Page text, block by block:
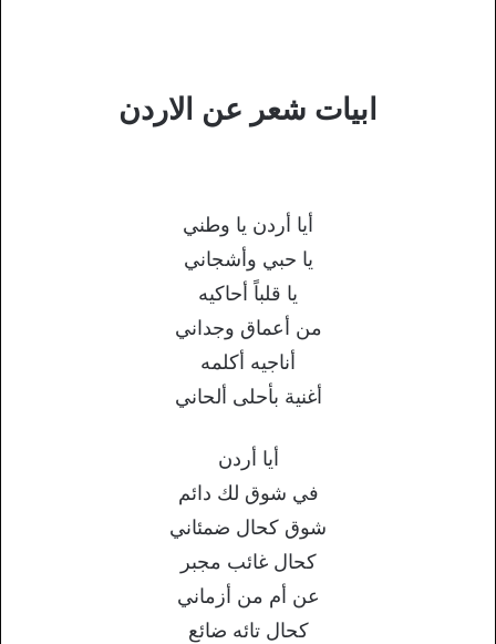
ابيات شعر عن الاردن
أيا أردن يا وطني
يا حبي وأشجاني
يا قلباً أحاكيه
من أعماق وجداني
أناجيه أكلمه
أغنية بأحلى ألحاني
أيا أردن
في شوق لك دائم
شوق كحال ضمئاني
كحال غائب مجبر
عن أم من أزماني
كحال تائه ضائع